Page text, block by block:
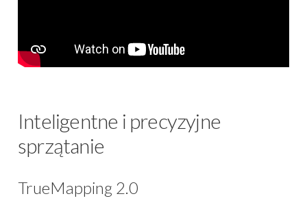
Inteligentne i precyzyjne
sprzątanie
TrueMapping 2.0